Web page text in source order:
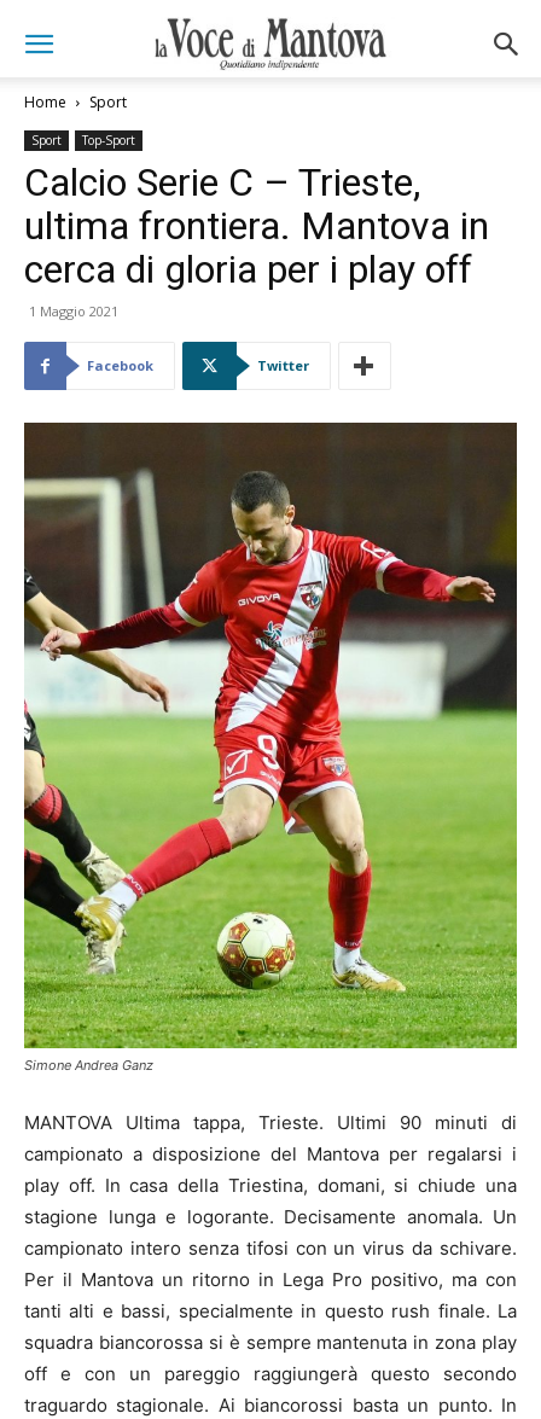
Home Sport
Sport Top-Sport
Calcio Serie C – Trieste,
ultima frontiera. Mantova in
cerca di gloria per i play off
1 Maggio 2021
Facebook Twitter
Simone Andrea Ganz
MANTOVA Ultima tappa, Trieste. Ultimi 90 minuti di
campionato a disposizione del Mantova per regalarsi i
play off. In casa della Triestina, domani, si chiude una
stagione lunga e logorante. Decisamente anomala. Un
campionato intero senza tifosi con un virus da schivare.
Per il Mantova un ritorno in Lega Pro positivo, ma con
tanti alti e bassi, specialmente in questo rush finale. La
squadra biancorossa si è sempre mantenuta in zona play
off e con un pareggio raggiungerà questo secondo
traguardo stagionale. Ai biancorossi basta un punto. In